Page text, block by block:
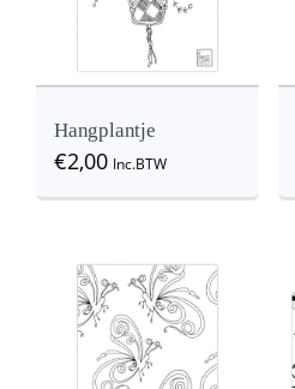
Hangplantje
€2,00 Inc.BTW
View
Details